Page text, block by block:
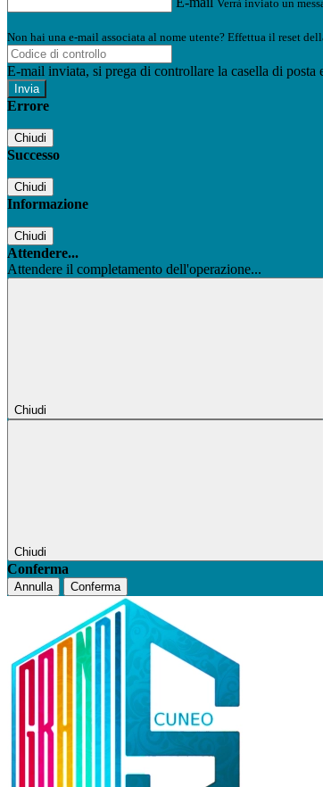
Verrà inviato un
Non hai una e-mail associata al nome utente? Effettua il reset
E-mail inviata, si prega di controllare la casella di posta
Errore
Chiudi
Successo
Chiudi
Informazione
Chiudi
Attendere...
Attendere il completamento dell'operazione...
Chiudi
Chiudi
Conferma
Annulla Conferma